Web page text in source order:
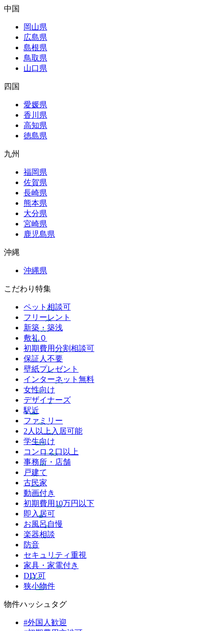
中国
岡山県
広島県
島根県
鳥取県
山口県
四国
愛媛県
香川県
高知県
徳島県
九州
福岡県
佐賀県
長崎県
熊本県
大分県
宮崎県
鹿児島県
沖縄
沖縄県
こだわり特集
ペット相談可
フリーレント
新築・築浅
敷礼０
初期費用分割相談可
保証人不要
壁紙プレゼント
インターネット無料
女性向け
デザイナーズ
駅近
ファミリー
2人以上入居可能
学生向け
コンロ２口以上
事務所・店舗
戸建て
古民家
動画付き
初期費用10万円以下
即入居可
お風呂自慢
楽器相談
防音
セキュリティ重視
家具・家電付き
DIY可
狭小物件
物件ハッシュタグ
#外国人歓迎